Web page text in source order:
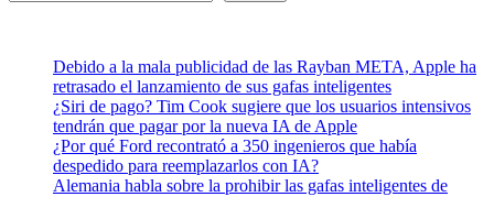
Debido a la mala publicidad de las Rayban META, Apple ha
retrasado el lanzamiento de sus gafas inteligentes
¿Siri de pago? Tim Cook sugiere que los usuarios intensivos
tendrán que pagar por la nueva IA de Apple
¿Por qué Ford recontrató a 350 ingenieros que había
despedido para reemplazarlos con IA?
Alemania habla sobre la prohibir las gafas inteligentes de